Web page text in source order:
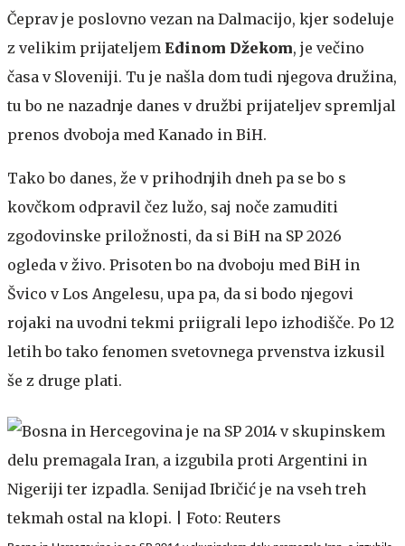
Čeprav je poslovno vezan na Dalmacijo, kjer sodeluje
z velikim prijateljem Edinom Džekom, je večino
časa v Sloveniji. Tu je našla dom tudi njegova družina,
tu bo ne nazadnje danes v družbi prijateljev spremljal
prenos dvoboja med Kanado in BiH.
Tako bo danes, že v prihodnjih dneh pa se bo s
kovčkom odpravil čez lužo, saj noče zamuditi
zgodovinske priložnosti, da si BiH na SP 2026
ogleda v živo. Prisoten bo na dvoboju med BiH in
Švico v Los Angelesu, upa pa, da si bodo njegovi
rojaki na uvodni tekmi priigrali lepo izhodišče. Po 12
letih bo tako fenomen svetovnega prvenstva izkusil
še z druge plati.